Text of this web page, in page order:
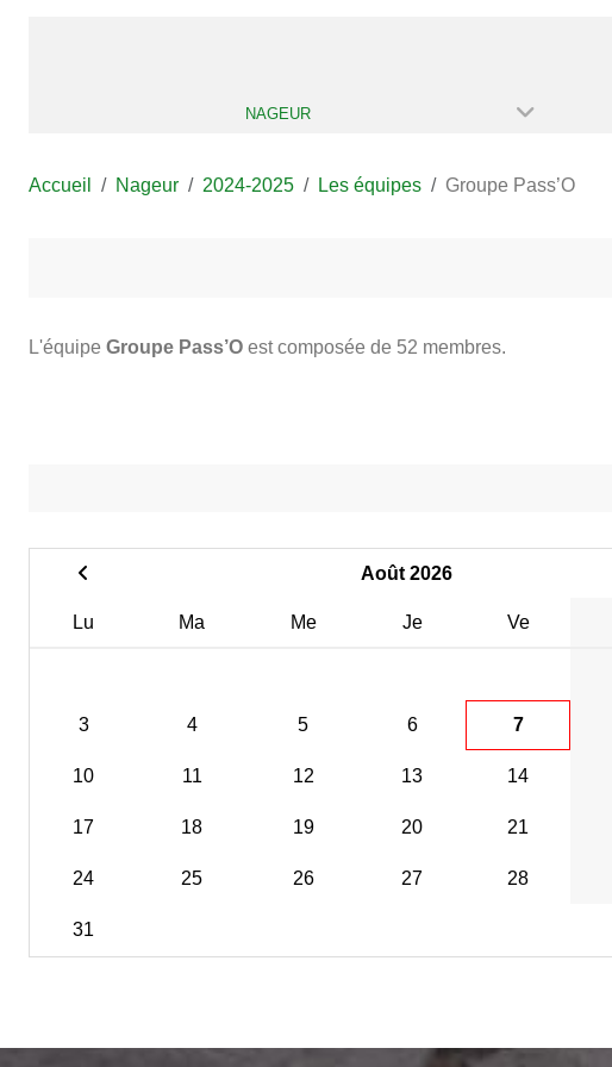
NAGEUR
Accueil Nageur 2024-2025 Les équipes Groupe Pass’O
L'équipe Groupe Pass’O est composée de 52 membres.
Août 2026
Lu Ma Me Je Ve
3 4 5 6 7
10 11 12 13 14
17 18 19 20 21
24 25 26 27 28
31